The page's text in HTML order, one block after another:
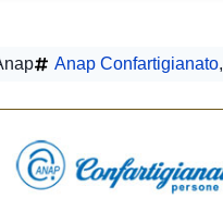
Anap Confartigianato,